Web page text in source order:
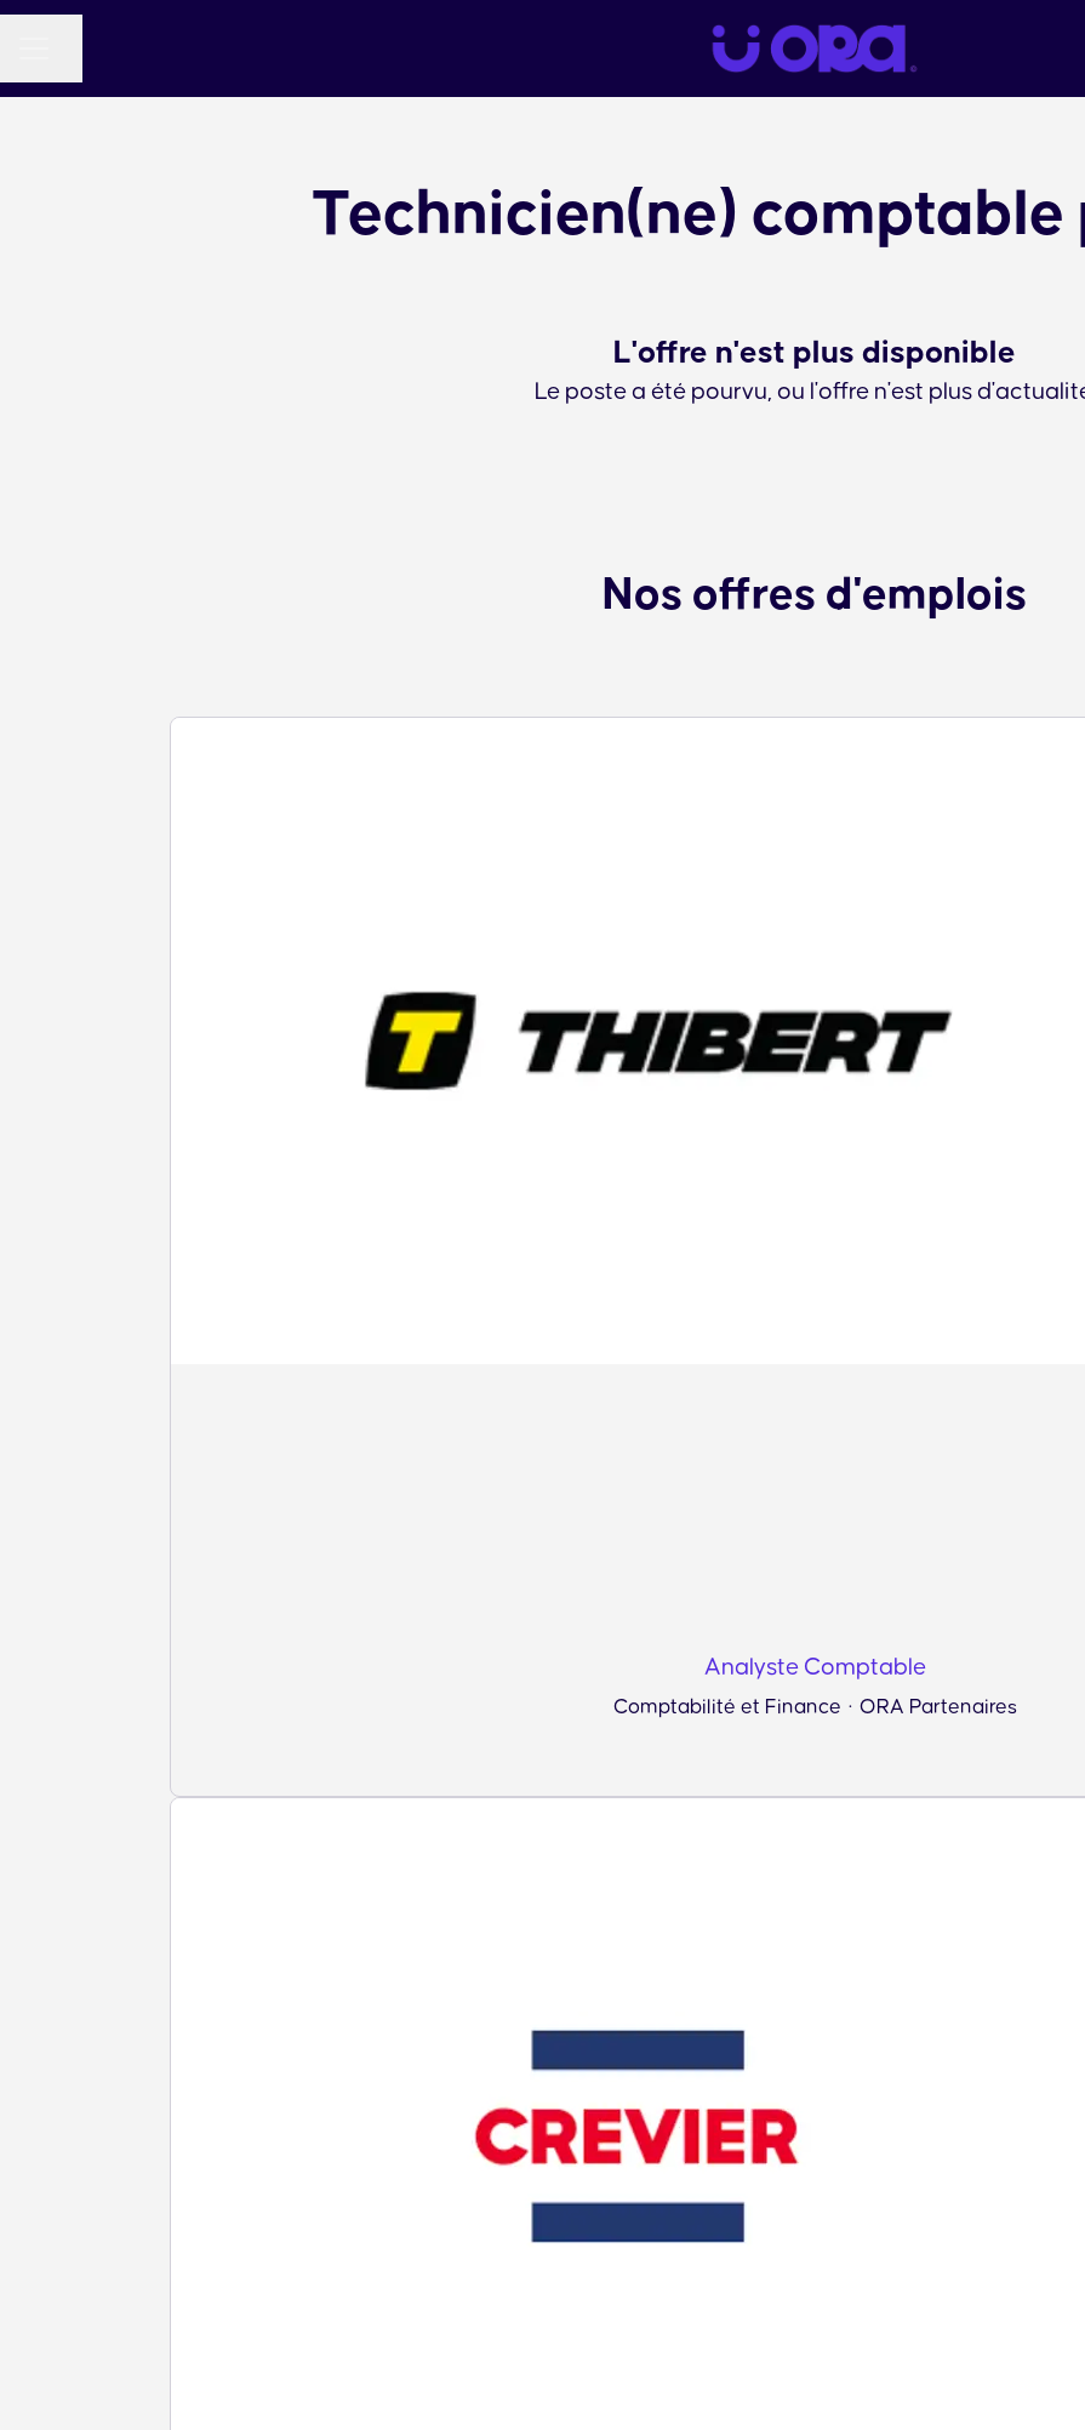
Technicien(ne)
L'offre n'est plus disponible
Le poste a été pourvu, ou l'offre n'est plus
Nos offres d'emplois
Analyste Comptable
Comptabilité et Finance · ORA Partenaires